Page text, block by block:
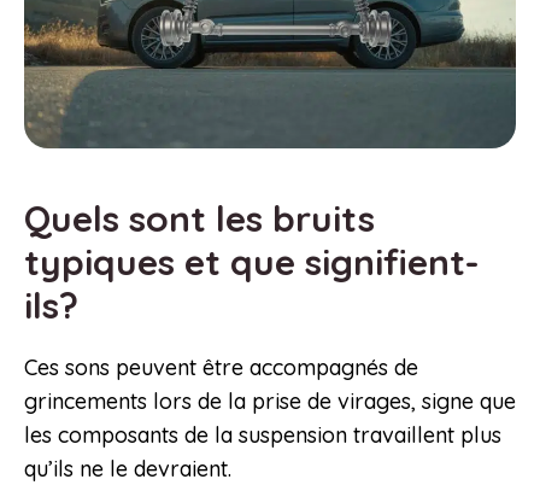
Quels sont les bruits
typiques et que signifient-
ils?
Ces sons peuvent être accompagnés de
grincements lors de la prise de virages, signe que
les composants de la suspension travaillent plus
qu’ils ne le devraient.